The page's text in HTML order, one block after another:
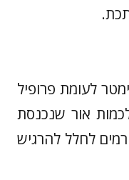
לעומת פרופיל
אור שנכנסת
לחלל להרגיש